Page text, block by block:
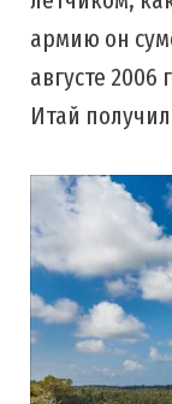
армию он
августе
Итай